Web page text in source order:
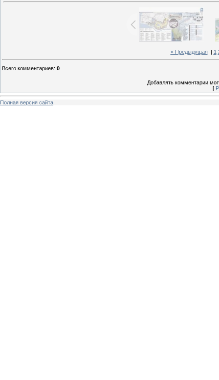
« Предыдущая| 1
Всего комментариев: 0
Добавлять комментарии
[
Полная версия сайта